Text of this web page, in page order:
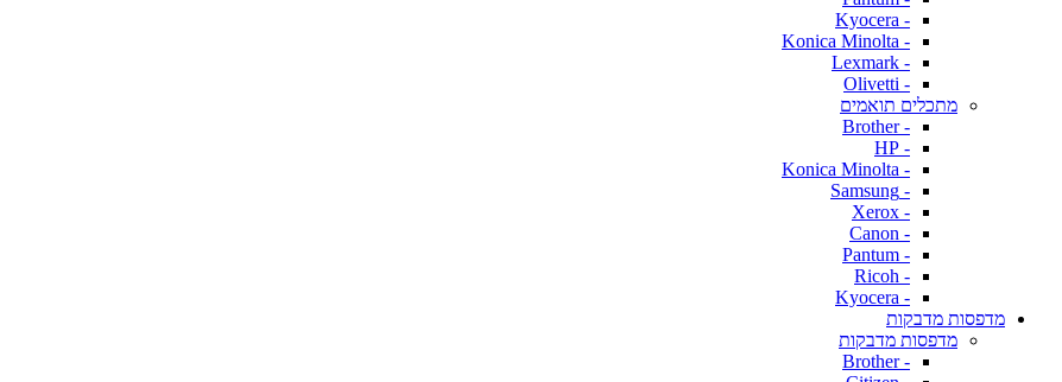
- Kyocera
- Konica Minolta
- Lexmark
- Olivetti
מתכלים תואמים
- Brother
- HP
- Konica Minolta
- Samsung
- Xerox
- Canon
- Pantum
- Ricoh
- Kyocera
מדפסות מדבקות
מדפסות מדבקות
- Brother